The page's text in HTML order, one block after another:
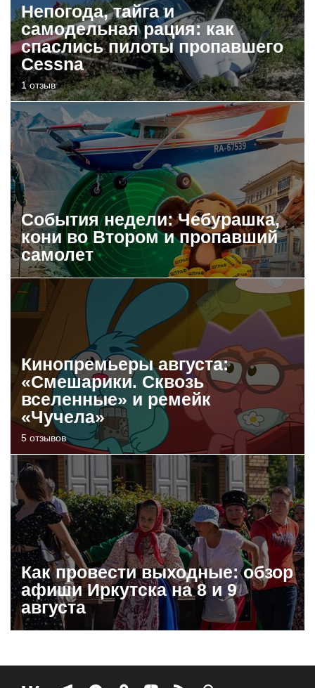
Непогода, тайга и
самодельная рация: как
спаслись пилоты пропавшего
Cessna
1 отзыв
События недели: Чебурашка,
кони во Втором и пропавший
самолет
Кинопремьеры августа:
«Смешарики. Сквозь
вселенные» и ремейк
«Чучела»
5 отзывов
Как провести выходные: обзор
афиши Иркутска на 8 и 9
августа